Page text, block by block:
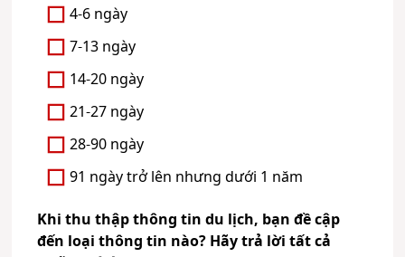
4-6 ngày
7-13 ngày
14-20 ngày
21-27 ngày
28-90 ngày
91 ngày trở lên nhưng dưới 1 năm
Khi thu thập thông tin du lịch, bạn đề cập
đến loại thông tin nào? Hãy trả lời tất cả